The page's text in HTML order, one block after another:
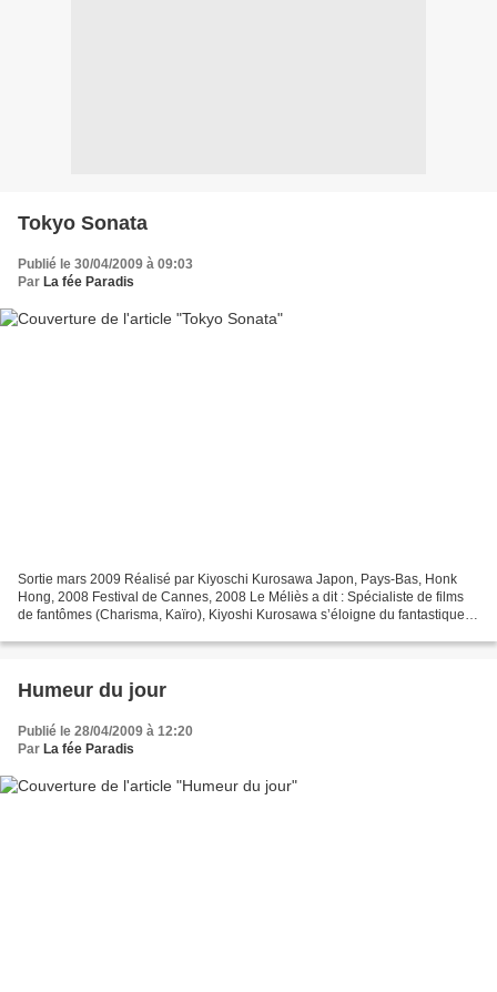
Tokyo Sonata
Publié le 30/04/2009 à 09:03
Par La fée Paradis
Sortie mars 2009 Réalisé par Kiyoschi Kurosawa Japon, Pays-Bas, Honk
Hong, 2008 Festival de Cannes, 2008 Le Méliès a dit : Spécialiste de films
de fantômes (Charisma, Kaïro), Kiyoshi Kurosawa s’éloigne du fantastique et
Humeur du jour
Publié le 28/04/2009 à 12:20
Par La fée Paradis